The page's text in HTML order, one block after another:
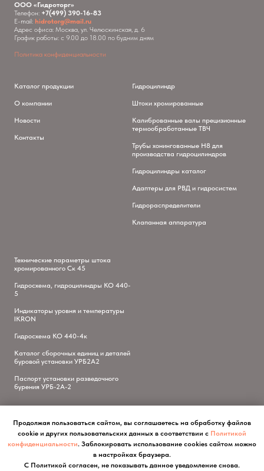
Продолжая пользоваться сайтом, вы соглашаетесь на обработку файлов
cookie и других пользовательских данных в соответствии с Политикой
конфиденциальности. Заблокировать использование cookies сайтом можно
в настройках браузера.
С Политикой согласен, не показывать данное уведомление снова.
ООО «Гидроторг»
Телефон: +7(499) 390-16-83
E-mail: hidrotorg@mail.ru
Адрес офиса: Москва, ул. Челюскинская, д. 6
График работы: с 9.00 до 18.00 по будним дням
Политика конфиденциальности
Каталог продукции
О компании
Новости
Контакты
Гидроцилиндр
Штоки хромированные
Калиброванные валы прецизионные
термообработанные ТВЧ
Трубы хонингованные H8 для
производства гидроцилиндров
Гидроцилиндры каталог
Адаптеры для РВД и гидросистем
Гидрораспределители
Клапанная аппаратура
Технические параметры штока
хромированного Ск 45
Гидросхема, гидроцилиндры КО 440-
5
Индикаторы уровня и температуры
IKRON
Гидросхема КО 440-4к
Каталог сборочных единиц и деталей
буровой установки УРБ2А2
Паспорт установки разведочного
бурения УРБ-2А-2